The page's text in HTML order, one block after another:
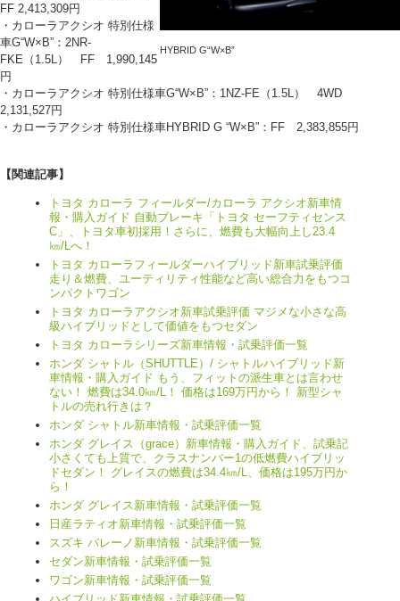
HYBRID G“W×B”
FF 2,413,309円
・カローラアクシオ 特別仕様
車G“W×B”：2NR-
FKE（1.5L） FF 1,990,145
円
・カローラアクシオ 特別仕様車G“W×B”：1NZ-FE（1.5L） 4WD
2,131,527円
・カローラアクシオ 特別仕様車HYBRID G “W×B”：FF 2,383,855円
【関連記事】
トヨタ カローラ フィールダー/カローラ アクシオ新車情
報・購入ガイド 自動ブレーキ「トヨタ セーフティセンス
C」、トヨタ車初採用！さらに、燃費も大幅向上し23.4
㎞/Lへ！
トヨタ カローラフィールダーハイブリッド新車試乗評価
走り＆燃費、ユーティリティ性能など高い総合力をもつコ
ンパクトワゴン
トヨタ カローラアクシオ新車試乗評価 マジメな小さな高
級ハイブリッドとして価値をもつセダン
トヨタ カローラシリーズ新車情報・試乗評価一覧
ホンダ シャトル（SHUTTLE）/ シャトルハイブリッド新
車情報・購入ガイド もう、フィットの派生車とは言わせ
ない！ 燃費は34.0㎞/L！ 価格は169万円から！ 新型シャ
トルの売れ行きは？
ホンダ シャトル新車情報・試乗評価一覧
ホンダ グレイス（grace）新車情報・購入ガイド、試乗記
小さくても上質で、クラスナンバー1の低燃費ハイブリッ
ドセダン！ グレイスの燃費は34.4㎞/L、価格は195万円か
ら！
ホンダ グレイス新車情報・試乗評価一覧
日産ラティオ新車情報・試乗評価一覧
スズキ バレーノ新車情報・試乗評価一覧
セダン新車情報・試乗評価一覧
ワゴン新車情報・試乗評価一覧